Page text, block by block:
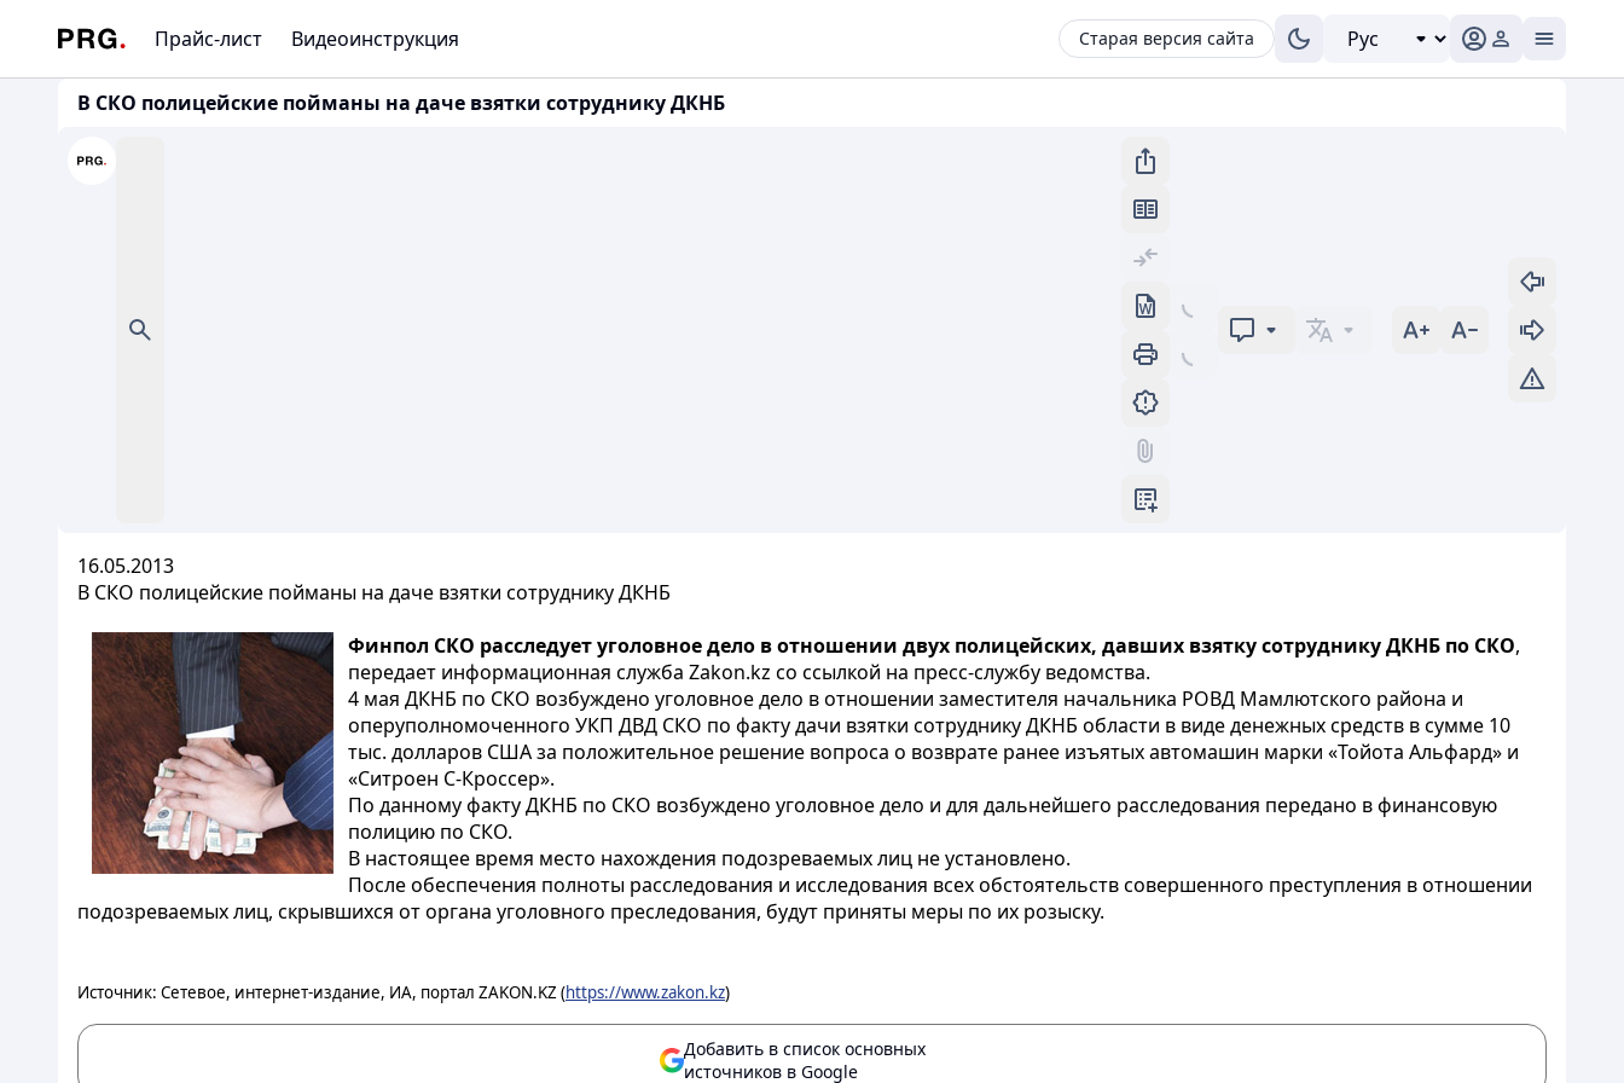
Прайс-лист Видеоинструкция Старая версия сайта
В СКО полицейские пойманы на даче взятки сотруднику ДКНБ
16.05.2013
В СКО полицейские пойманы на даче взятки сотруднику ДКНБ
Финпол СКО расследует уголовное дело в отношении двух полицейских, давших взятку сотруднику ДКНБ по СКО,
передает информационная служба Zakon.kz со ссылкой на пресс-службу ведомства.
4 мая ДКНБ по СКО возбуждено уголовное дело в отношении заместителя начальника РОВД Мамлютского района и
оперуполномоченного УКП ДВД СКО по факту дачи взятки сотруднику ДКНБ области в виде денежных средств в сумме 10
тыс. долларов США за положительное решение вопроса о возврате ранее изъятых автомашин марки «Тойота Альфард» и
«Ситроен С-Кроссер».
По данному факту ДКНБ по СКО возбуждено уголовное дело и для дальнейшего расследования передано в финансовую
полицию по СКО.
В настоящее время место нахождения подозреваемых лиц не установлено.
После обеспечения полноты расследования и исследования всех обстоятельств совершенного преступления в отношении
подозреваемых лиц, скрывшихся от органа уголовного преследования, будут приняты меры по их розыску.
Источник: Сетевое, интернет-издание, ИА, портал ZAKON.KZ (https://www.zakon.kz)
Добавить в список основных
источников в Google